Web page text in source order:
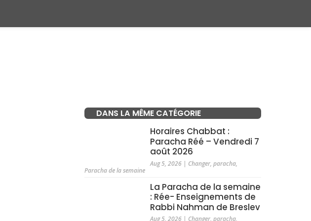
DANS LA MÊME CATÉGORIE
Horaires Chabbat :
Paracha Réé – Vendredi 7
août 2026
Aug 5, 2026| Changer, paracha,
Paracha de la semaine
La Paracha de la semaine
: Rée- Enseignements de
Rabbi Nahman de Breslev
Aug 5, 2026| Changer, paracha,